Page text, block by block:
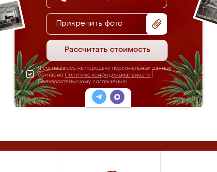
Прикрепить фото
Рассчитать стоимость
Я соглашаюсь на передачу персональных данных
согласно Политике конфиденциальности
Пользовательскому соглашению